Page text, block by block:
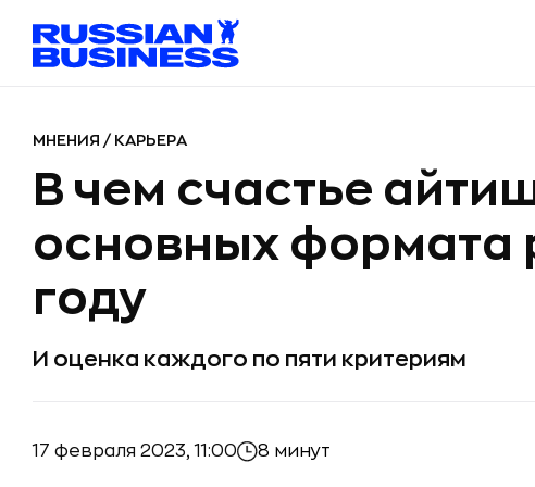
МНЕНИЯ / КАРЬЕРА
В чем счастье
основных формата
году
И оценка каждого по пяти критериям
17 февраля 2023, 11:00 8 минут